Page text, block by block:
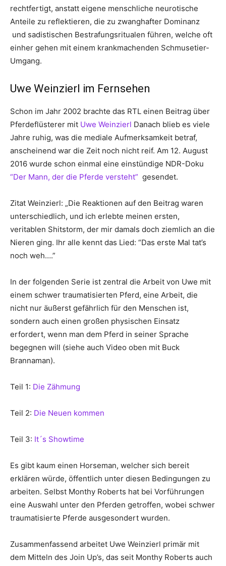
rechtfertigt, anstatt eigene menschliche neurotische
Anteile zu reflektieren, die zu zwanghafter Dominanz
und sadistischen Bestrafungsritualen führen, welche oft
einher gehen mit einem krankmachenden Schmusetier-
Umgang.
Uwe Weinzierl im Fernsehen
Schon im Jahr 2002 brachte das RTL einen Beitrag über
Pferdeflüsterer mit Uwe Weinzierl Danach blieb es viele
Jahre ruhig, was die mediale Aufmerksamkeit betraf,
anscheinend war die Zeit noch nicht reif. Am 12. August
2016 wurde schon einmal eine einstündige NDR-Doku
“Der Mann, der die Pferde versteht” gesendet.
Zitat Weinzierl: „Die Reaktionen auf den Beitrag waren
unterschiedlich, und ich erlebte meinen ersten,
veritablen Shitstorm, der mir damals doch ziemlich an die
Nieren ging. Ihr alle kennt das Lied: “Das erste Mal tat’s
noch weh….”
In der folgenden Serie ist zentral die Arbeit von Uwe mit
einem schwer traumatisierten Pferd, eine Arbeit, die
nicht nur äußerst gefährlich für den Menschen ist,
sondern auch einen großen physischen Einsatz
erfordert, wenn man dem Pferd in seiner Sprache
begegnen will (siehe auch Video oben mit Buck
Brannaman).
Teil 1: Die Zähmung
Teil 2: Die Neuen kommen
Teil 3: It´s Showtime
Es gibt kaum einen Horseman, welcher sich bereit
erklären würde, öffentlich unter diesen Bedingungen zu
arbeiten. Selbst Monthy Roberts hat bei Vorführungen
eine Auswahl unter den Pferden getroffen, wobei schwer
traumatisierte Pferde ausgesondert wurden.
Zusammenfassend arbeitet Uwe Weinzierl primär mit
dem Mitteln des Join Up’s, das seit Monthy Roberts auch